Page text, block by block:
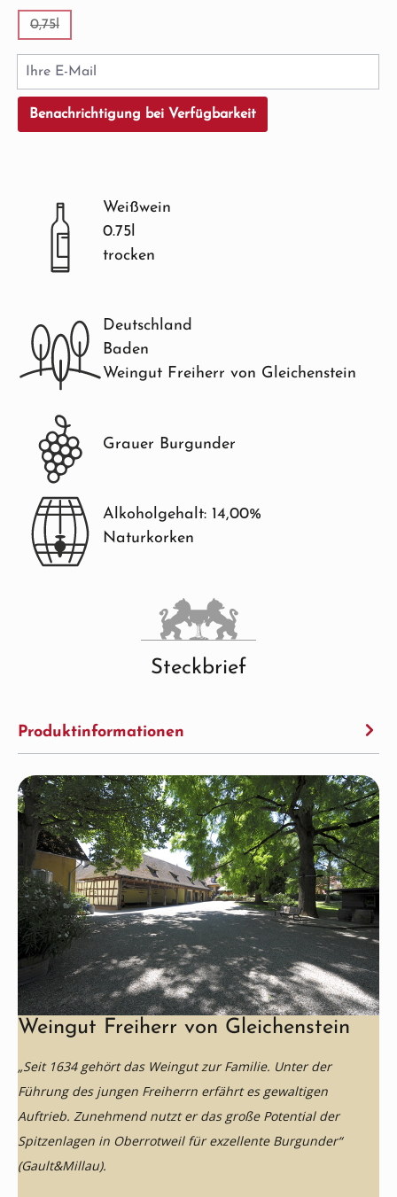
0,75l
Ihre E-Mail
Benachrichtigung bei Verfügbarkeit
Weißwein
0.75l
trocken
Deutschland
Baden
Weingut Freiherr von Gleichenstein
Grauer Burgunder
Alkoholgehalt: 14,00%
Naturkorken
Steckbrief
Produktinformationen
Weingut Freiherr von Gleichenstein
„Seit 1634 gehört das Weingut zur Familie. Unter der
Führung des jungen Freiherrn erfährt es gewaltigen
Auftrieb. Zunehmend nutzt er das große Potential der
Spitzenlagen in Oberrotweil für exzellente Burgunder“
(Gault&Millau).